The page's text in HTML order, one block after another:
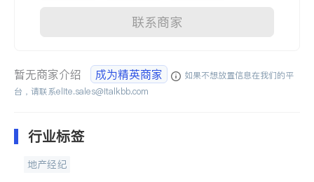
联系商家
暂无商家介绍 成为精英商家
如果不想放置信息在我们的平
台，请联系elite.sales@italkbb.com
行业标签
地产经纪